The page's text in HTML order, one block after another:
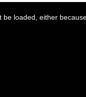
be loaded, either